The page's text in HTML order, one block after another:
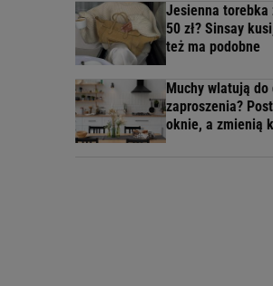
Jesienna torebka
50 zł? Sinsay
też ma podobne
Muchy wlatują do
zaproszenia?
oknie, a zmienią